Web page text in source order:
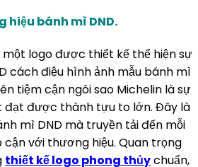
hiệu bánh mì DND.
logo được thiết kế thể hiện sự
cách điệu hình ảnh mẫu bánh mì
tiệm cận ngôi sao Michelin là sự
đạt được thành tựu to lớn. Đây là
mì DND mà truyền tải đến mỗi
với thương hiệu. Quan trọng
thiết kế logo phong thủychuẩn,